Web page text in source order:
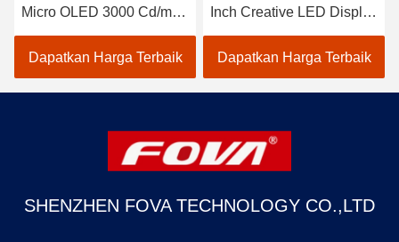
Micro OLED 3000 Cd/m2
Area Aktif
15.19mm×14.36mm Strip
RGB Vertikal Penyusunan
Pixel Warna
Dapatkan Harga Terbaik
Inch Creative LED Display
Screen untuk kebutuhan
Anda
Dapatkan Harga Terbaik
SHENZHEN FOVA TECHNOLOGY CO.,LTD